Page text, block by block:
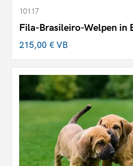
10117
Fila-Brasileiro-Welpen in
215,00 €VB